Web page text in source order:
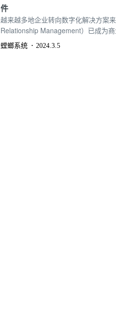
件
越来越多地企业转向数字化解决方案
Relationship Management）已成为
供强大的数据管理和分析功能，而且
企业随时随地接触和管理客户的新途径
螳螂系统 2024.3.5